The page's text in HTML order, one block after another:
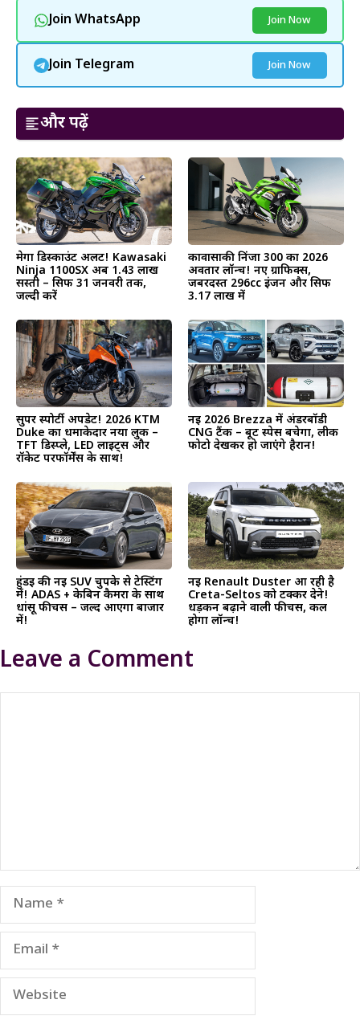
Join WhatsApp Join Now
Join Telegram Join Now
और पढ़ें
मेगा डिस्काउंट अलर्ट! Kawasaki
Ninja 1100SX अब ₹1.43 लाख
सस्ती – सिर्फ 31 जनवरी तक,
जल्दी करें
कावासाकी निंजा 300 का 2026
अवतार लॉन्च! नए ग्राफिक्स,
जबरदस्त 296cc इंजन और सिर्फ
₹3.17 लाख में
सुपर स्पोर्टी अपडेट! 2026 KTM
Duke का धमाकेदार नया लुक –
TFT डिस्प्ले, LED लाइट्स और
रॉकेट परफॉर्मेंस के साथ!
नई 2026 Brezza में अंडरबॉडी
CNG टैंक – बूट स्पेस बचेगा, लीक
फोटो देखकर हो जाएंगे हैरान!
हुंडई की नई SUV चुपके से टेस्टिंग
में! ADAS + केबिन कैमरा के साथ
धांसू फीचर्स – जल्द आएगा बाजार
में!
नई Renault Duster आ रही है
Creta-Seltos को टक्कर देने!
धड़कन बढ़ाने वाली फीचर्स, कल
होगा लॉन्च!
Leave a Comment
Name
Email
Website